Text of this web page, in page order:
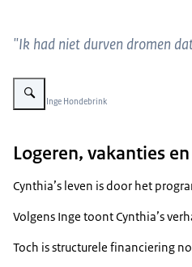
"Ik had niet durven dromen
Vergroot afbeelding Cynthia in haar
Beeld: © Inge Hondebrink
Logeren, vakanties
Cynthia’s leven is door het
Volgens Inge toont Cynthia’s
Toch is structurele financiering